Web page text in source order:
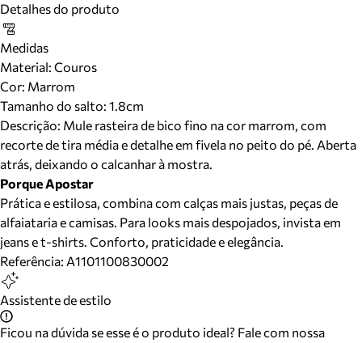
Detalhes do produto
Medidas
Material: Couros
Cor: Marrom
Tamanho do salto: 1.8cm
Descrição: Mule rasteira de bico fino na cor marrom, com
recorte de tira média e detalhe em fivela no peito do pé. Aberta
atrás, deixando o calcanhar à mostra.
Porque Apostar
Prática e estilosa, combina com calças mais justas, peças de
alfaiataria e camisas. Para looks mais despojados, invista em
jeans e t-shirts. Conforto, praticidade e elegância.
Referência: A1101100830002
Assistente de estilo
Ficou na dúvida se esse é o produto ideal? Fale com nossa